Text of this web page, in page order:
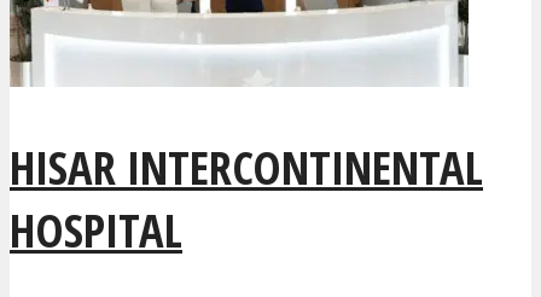
HISAR INTERCONTINENTAL
HOSPITAL